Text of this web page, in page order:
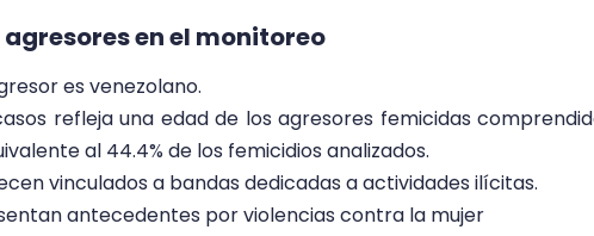
en el monitoreo
es venezolano.
refleja una edad de los agresores femicidas
al 44.4% de los femicidios analizados.
vinculados a bandas dedicadas a actividades ilícitas.
antecedentes por violencias contra la mujer